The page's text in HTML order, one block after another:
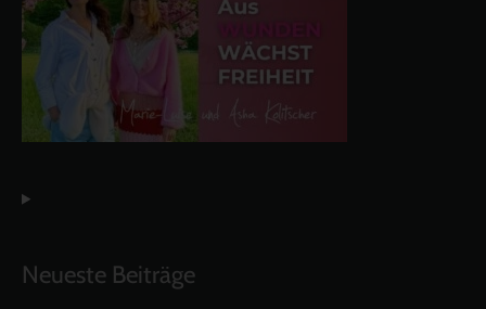
Neueste Beiträge